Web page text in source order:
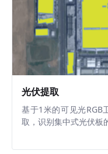
光伏提取
基于1米的可见光RGB
取，识别集中式光伏板